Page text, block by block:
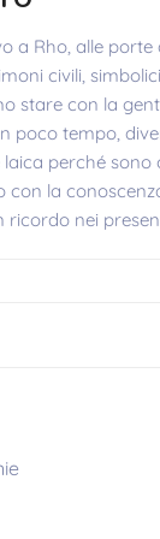
a Rho, alle
civili,
stare con la
poco tempo,
perché
con la
ricordo nei